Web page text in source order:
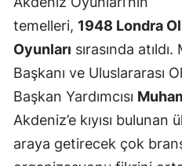
temelleri, 1948 Londra
Oyunları sırasında
Başkanı ve Uluslararası
Başkan Yardımcısı
Akdeniz’e kıyısı
araya getirecek çok